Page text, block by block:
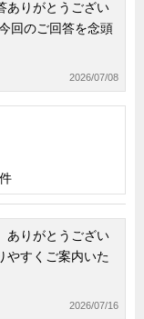
ありがとうござい
回のご回答を念頭
2026/07/08
件
ありがとうござい
やすくご案内いた
2026/07/16